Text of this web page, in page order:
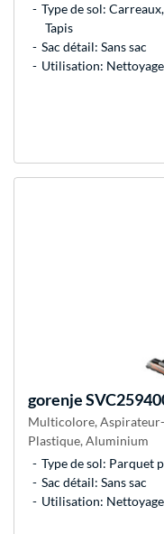
Type de sol:
Tapis
Sac détail: Sans sac
Utilisation:
gorenje
Multicolore, Aspirateur-
Plastique, Aluminium
Type de sol: Parquet
Sac détail: Sans sac
Utilisation: Nettoyage